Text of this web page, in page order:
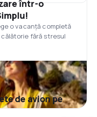
într-o
o vacanță completă
fără stresul
de avion pe